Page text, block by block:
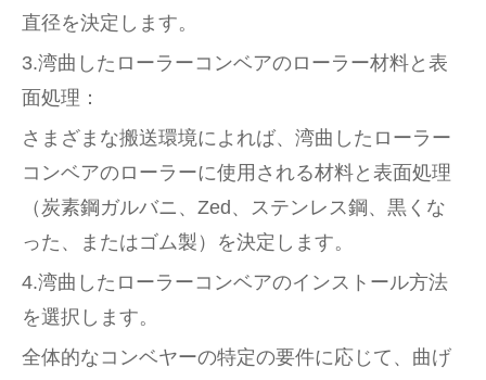
直径を決定します。
3.湾曲したローラーコンベアのローラー材料と表
面処理：
さまざまな搬送環境によれば、湾曲したローラー
コンベアのローラーに使用される材料と表面処理
（炭素鋼ガルバニ、Zed、ステンレス鋼、黒くな
った、またはゴム製）を決定します。
4.湾曲したローラーコンベアのインストール方法
を選択します。
全体的なコンベヤーの特定の要件に応じて、曲げ